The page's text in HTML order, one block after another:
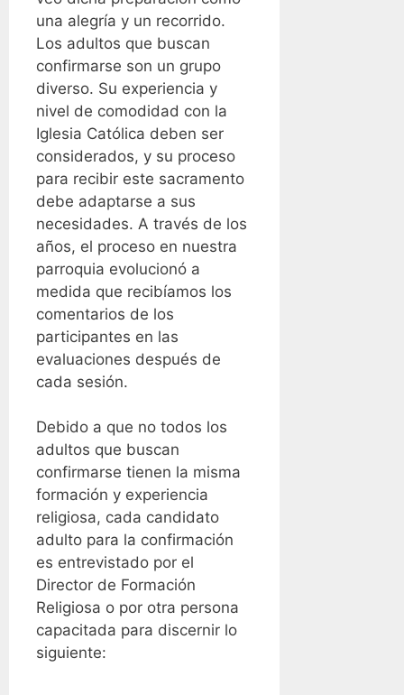
una alegría y un recorrido.
Los adultos que buscan
confirmarse son un grupo
diverso. Su experiencia y
nivel de comodidad con la
Iglesia Católica deben ser
considerados, y su proceso
para recibir este sacramento
debe adaptarse a sus
necesidades. A través de los
años, el proceso en nuestra
parroquia evolucionó a
medida que recibíamos los
comentarios de los
participantes en las
evaluaciones después de
cada sesión.
Debido a que no todos los
adultos que buscan
confirmarse tienen la misma
formación y experiencia
religiosa, cada candidato
adulto para la confirmación
es entrevistado por el
Director de Formación
Religiosa o por otra persona
capacitada para discernir lo
siguiente: